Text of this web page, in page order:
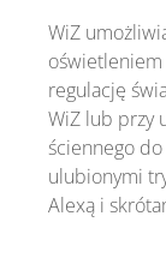
WiZ
regulację
WiZ lub przy
ściennego
ulubionymi
Alexą i